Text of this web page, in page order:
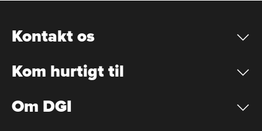
Kontakt os
Kom hurtigt til
Om DGI